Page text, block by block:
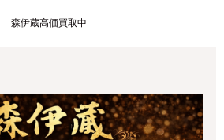
森伊蔵高価買取中